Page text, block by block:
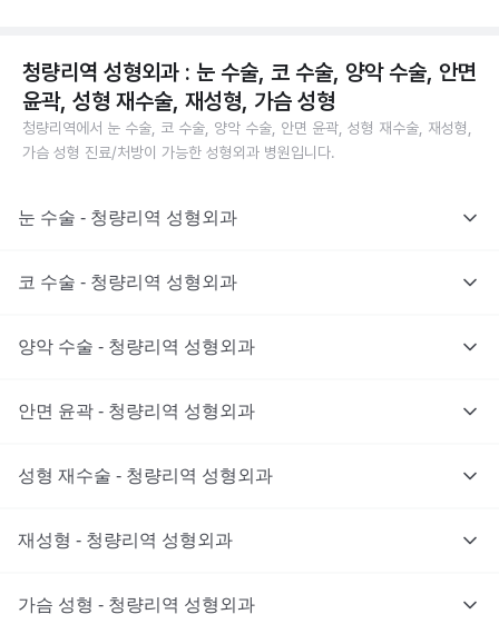
청량리역 성형외과 : 눈 수술, 코 수술, 양악 수술, 안면
윤곽, 성형 재수술, 재성형, 가슴 성형
청량리역에서 눈 수술, 코 수술, 양악 수술, 안면 윤곽, 성형 재수술, 재성형,
가슴 성형 진료/처방이 가능한 성형외과 병원입니다.
눈 수술 - 청량리역 성형외과
코 수술 - 청량리역 성형외과
양악 수술 - 청량리역 성형외과
안면 윤곽 - 청량리역 성형외과
성형 재수술 - 청량리역 성형외과
재성형 - 청량리역 성형외과
가슴 성형 - 청량리역 성형외과